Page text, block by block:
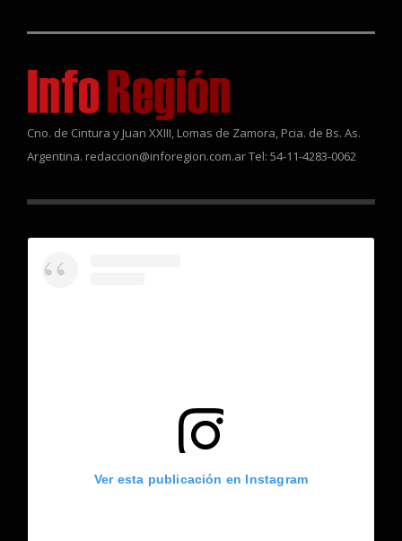
Cno. de Cintura y Juan XXIII, Lomas de Zamora, Pcia. de Bs. As.
Argentina. redaccion@inforegion.com.ar Tel: 54-11-4283-0062
Ver esta publicación en Instagram